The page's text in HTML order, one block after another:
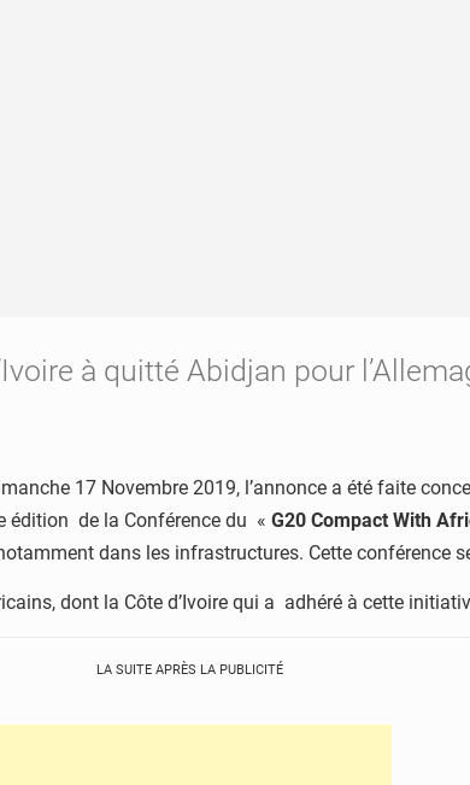
à quitté Abidjan pour
17 Novembre 2019, l’annonce a été faite
édition de la Conférence du « G20 Compact With
dans les infrastructures. Cette conférence
dont la Côte d’Ivoire qui a adhéré à cette
LA SUITE APRÈS LA PUBLICITÉ